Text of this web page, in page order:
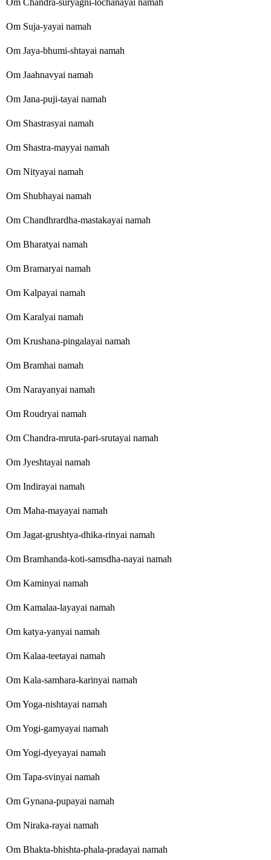
Om Suja-yayai namah
Om Jaya-bhumi-shtayai namah
Om Jaahnavyai namah
Om Jana-puji-tayai namah
Om Shastrasyai namah
Om Shastra-mayyai namah
Om Nityayai namah
Om Shubhayai namah
Om Chandhrardha-mastakayai namah
Om Bharatyai namah
Om Bramaryai namah
Om Kalpayai namah
Om Karalyai namah
Om Krushana-pingalayai namah
Om Bramhai namah
Om Narayanyai namah
Om Roudryai namah
Om Chandra-mruta-pari-srutayai namah
Om Jyeshtayai namah
Om Indirayai namah
Om Maha-mayayai namah
Om Jagat-grushtya-dhika-rinyai namah
Om Bramhanda-koti-samsdha-nayai namah
Om Kaminyai namah
Om Kamalaa-layayai namah
Om katya-yanyai namah
Om Kalaa-teetayai namah
Om Kala-samhara-karinyai namah
Om Yoga-nishtayai namah
Om Yogi-gamyayai namah
Om Yogi-dyeyayai namah
Om Tapa-svinyai namah
Om Gynana-pupayai namah
Om Niraka-rayai namah
Om Bhakta-bhishta-phala-pradayai namah